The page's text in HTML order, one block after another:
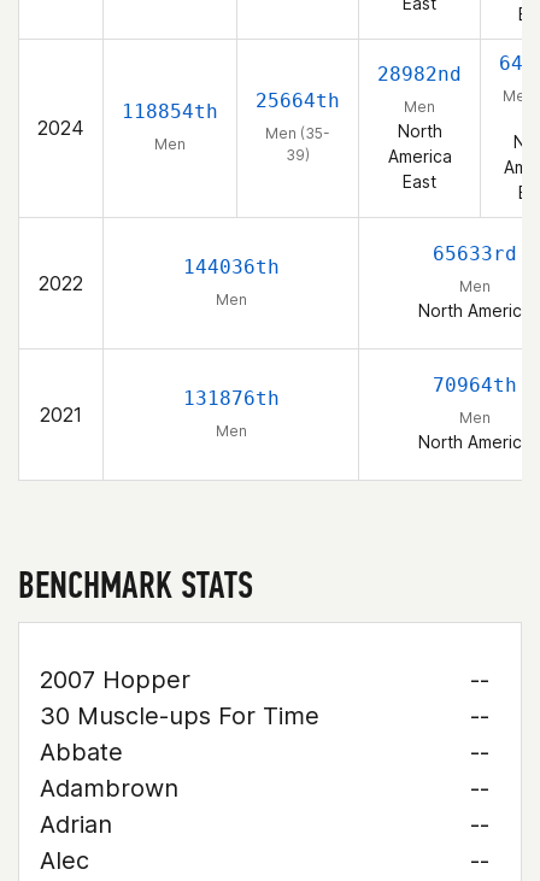
2024
118854th
Men
25664th
Men (35-
39)
28982nd
Men
North
America
East
Men
2022
144036th
Men
65633rd
Men
North America
2021
131876th
Men
70964th
Men
North America
BENCHMARK STATS
2007 Hopper
--
30 Muscle-ups For Time
--
Abbate
--
Adambrown
--
Adrian
--
Alec
--